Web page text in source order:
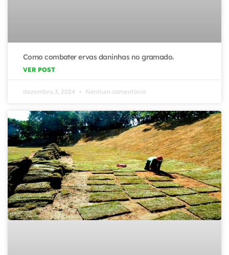
Como combater ervas daninhas no gramado.
VER POST
dezembro 3, 2024 Nenhum comentário